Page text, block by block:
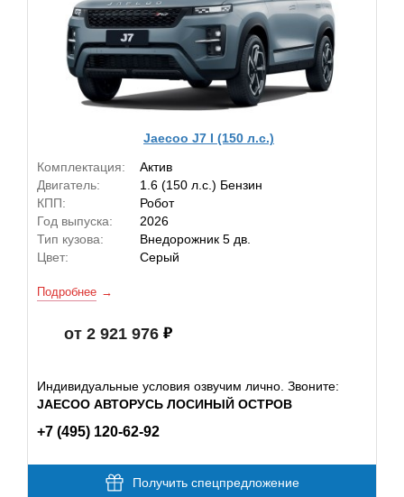
Jaecoo J7 I (150 л.с.)
Комплектация:
Актив
Двигатель:
1.6 (150 л.с.) Бензин
КПП:
Робот
Год выпуска:
2026
Тип кузова:
Внедорожник 5 дв.
Цвет:
Серый
Подробнее
от 2 921 976
Индивидуальные условия озвучим лично. Звоните:
JAECOO АВТОРУСЬ ЛОСИНЫЙ ОСТРОВ
+7 (495) 120-62-92
Получить спецпредложение